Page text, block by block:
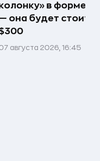
в форме
она будет стоить
августа 2026, 16:45